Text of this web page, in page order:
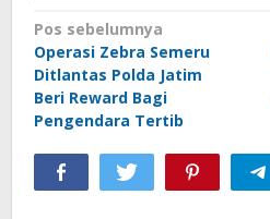
Navigasi
pos
Pos sebelumnya
Operasi Zebra Semeru
Ditlantas Polda Jatim
Beri Reward Bagi
Pengendara Tertib